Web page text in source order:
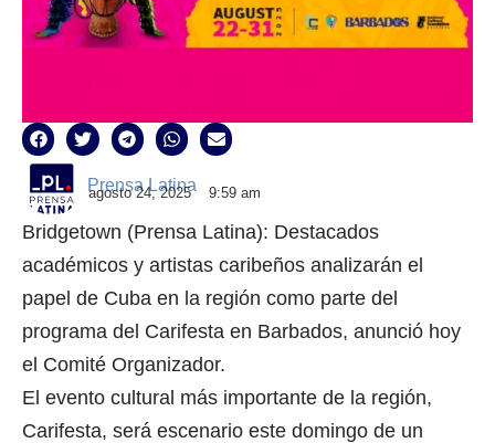
Prensa Latina
agosto 24, 2025 9:59 am
Bridgetown (Prensa Latina): Destacados
académicos y artistas caribeños analizarán el
papel de Cuba en la región como parte del
programa del Carifesta en Barbados, anunció hoy
el Comité Organizador.
El evento cultural más importante de la región,
Carifesta, será escenario este domingo de un